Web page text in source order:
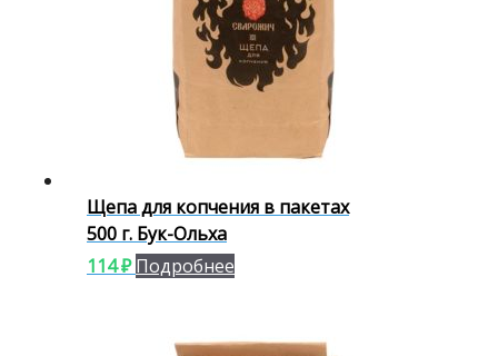
Щепа для копчения в пакетах
500 г. Бук-Ольха
114₽ Подробнее